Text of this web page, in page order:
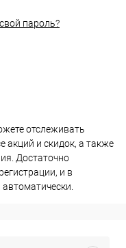
пароль?
отслеживать
акций и скидок, а также
Достаточно
и в